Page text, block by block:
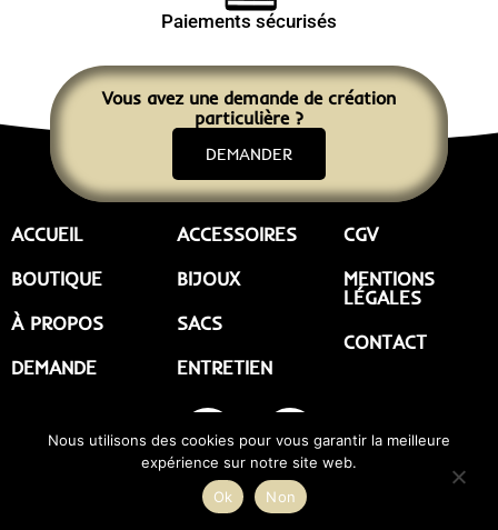
Paiements sécurisés
Vous avez une demande de création
particulière ?
DEMANDER
ACCUEIL
BOUTIQUE
À PROPOS
DEMANDE
ACCESSOIRES
BIJOUX
SACS
ENTRETIEN
CGV
MENTIONS
LÉGALES
CONTACT
GAROLOU by l’entre-pôt
| Tous droits réservés | Réalisé par
Etienne Lafargue
Nous utilisons des cookies pour vous garantir la meilleure
expérience sur notre site web.
Ok
Non